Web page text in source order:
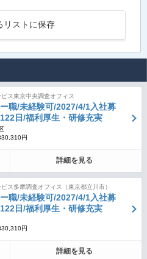
リストに保存
ス東京中央調査オフィス
職/未経験可/2027/4/1入社募
日/福利厚生・研修充実
円
詳細を見る
ス多摩調査オフィス（東京都立川市）
職/未経験可/2027/4/1入社募
日/福利厚生・研修充実
円
詳細を見る